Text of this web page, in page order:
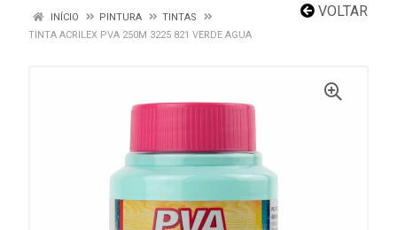
VOLTAR
INÍCIO PINTURA
TINTAS
TINTA ACRILEX PVA 250M 3225 821 VERDE AGUA